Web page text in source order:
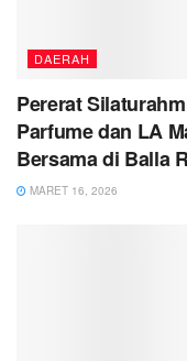
DAERAH
Pererat
Parfume dan LA
Bersama di Balla
MARET 16, 2026